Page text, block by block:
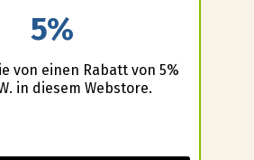
5%
von einen Rabatt von 5%
in diesem Webstore.